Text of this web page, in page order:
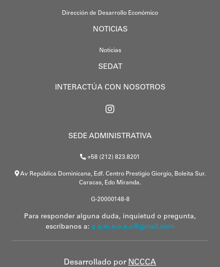
Dirección de Desarrollo Económico
NOTICIAS
Noticias
SEDAT
INTERACTÚA CON NOSOTROS
SEDE ADMINISTRATIVA
+58 (212) 823.8201
Av República Dominicana, Edf. Centro Prestigio Giorgio, Boleita Sur.
Caracas, Edo Miranda.
G-20000148-8
Para responder alguna duda, inquietud o pregunta,
escríbanos a: a a.m.s.o.a.c@gmail.com
Desarrollado por NCCCA